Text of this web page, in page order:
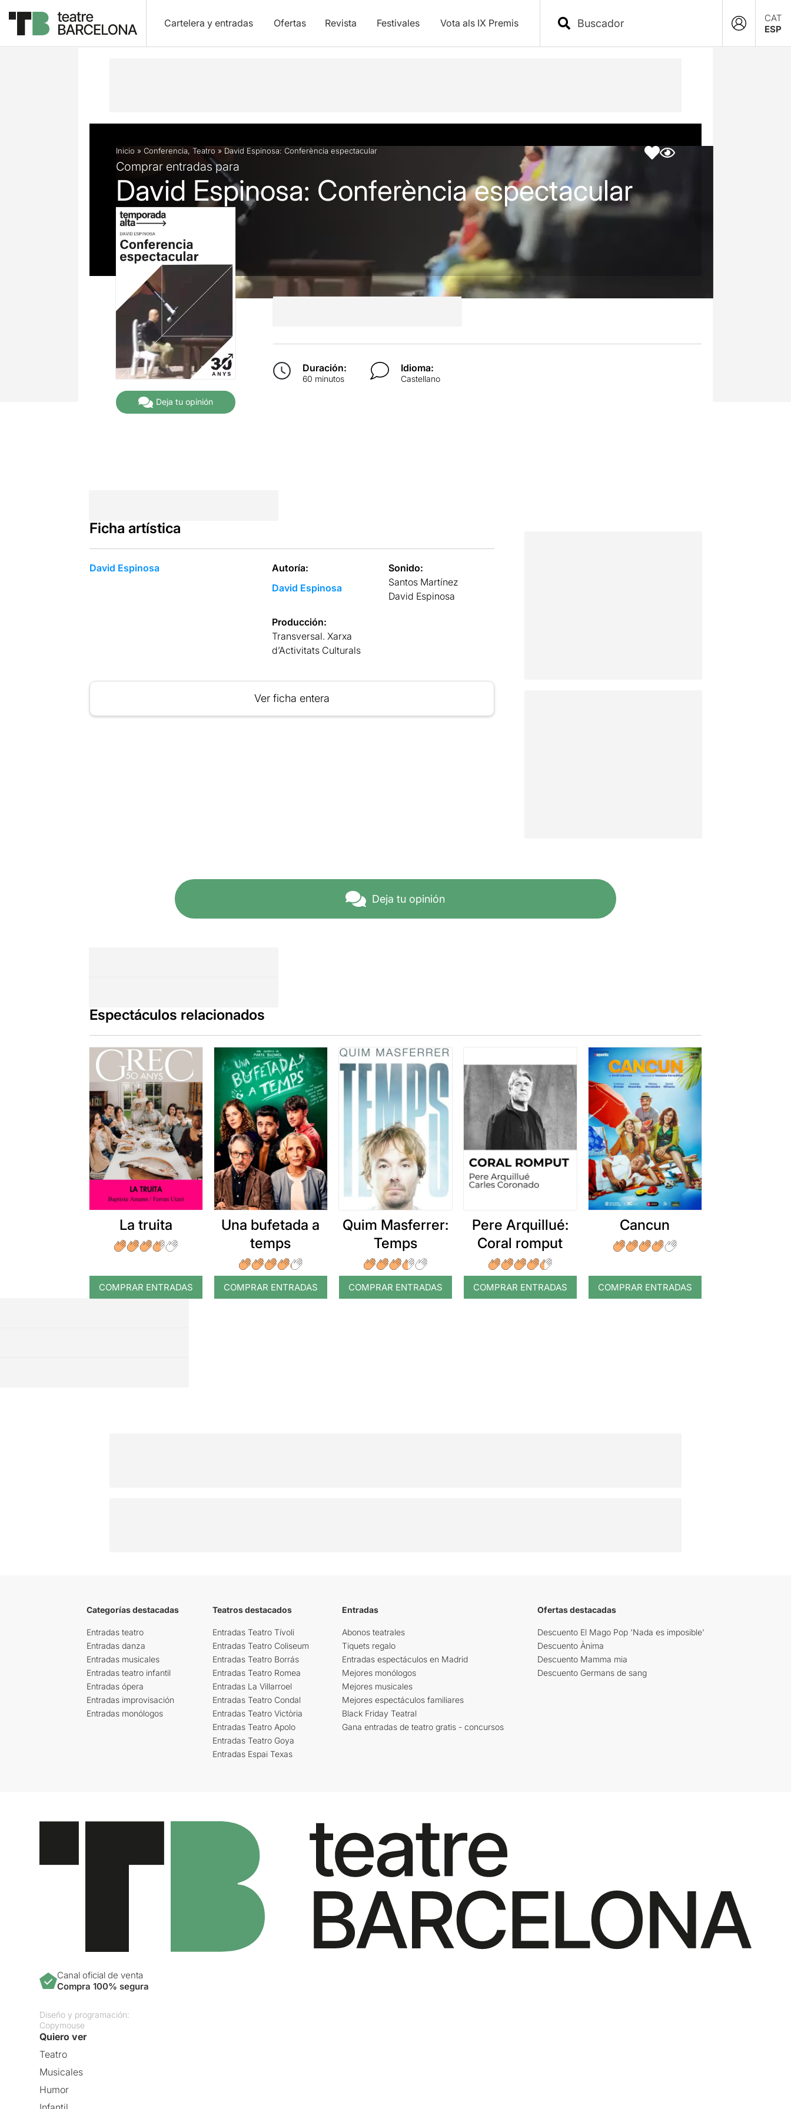
Cartelera y entradas Ofertas Revista Festivales Vota als IX Premis
CAT
ESP
Descripción Ficha artística
Inicio » Conferencia, Teatro » David Espinosa: Conferència espectacular
Comprar entradas para
David Espinosa: Conferència espectacular
Deja tu opinión
Duración:
60 minutos
Idioma:
Castellano
Ficha artística
David Espinosa
Autoría:
David Espinosa
Sonido:
Santos Martínez
David Espinosa
Producción:
Transversal. Xarxa
d’Activitats Culturals
Ver ficha entera
Deja tu opinión
Espectáculos relacionados
La truita
COMPRAR ENTRADAS
Una bufetada a
temps
COMPRAR ENTRADAS
Quim Masferrer:
Temps
COMPRAR ENTRADAS
Pere Arquillué:
Coral romput
COMPRAR ENTRADAS
Cancun
COMPRAR ENTRADAS
Categorías destacadas
Entradas teatro
Entradas danza
Entradas musicales
Entradas teatro infantil
Entradas ópera
Entradas improvisación
Entradas monólogos
Teatros destacados
Entradas Teatro Tívoli
Entradas Teatro Coliseum
Entradas Teatro Borrás
Entradas Teatro Romea
Entradas La Villarroel
Entradas Teatro Condal
Entradas Teatro Victòria
Entradas Teatro Apolo
Entradas Teatro Goya
Entradas Espai Texas
Entradas
Abonos teatrales
Tiquets regalo
Entradas espectáculos en Madrid
Mejores monólogos
Mejores musicales
Mejores espectáculos familiares
Black Friday Teatral
Gana entradas de teatro gratis - concursos
Ofertas destacadas
Descuento El Mago Pop 'Nada es imposible'
Descuento Ànima
Descuento Mamma mia
Descuento Germans de sang
Canal oficial de venta
Compra 100% segura
Diseño y programación:
Copymouse
Quiero ver
Teatro
Musicales
Humor